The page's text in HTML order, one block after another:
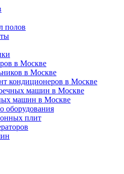
полов
в Москве
в Москве
кондиционеров в Москве
машин в Москве
машин в Москве
оборудования
плит